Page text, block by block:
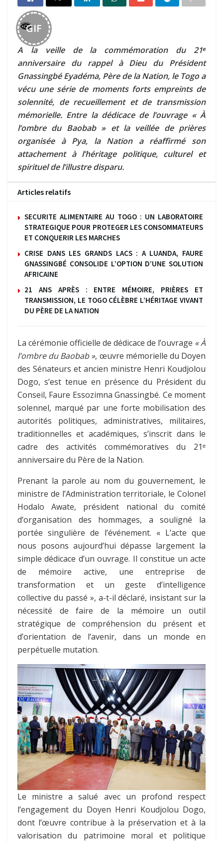
GIF
A la veille de la commémoration du 21ᵉ
anniversaire du rappel à Dieu du Président
Gnassingbé Eyadéma, Père de la Nation, le Togo a
vécu une série de moments forts empreints de
solennité, de recueillement et de transmission
mémorielle. Entre la dédicace de l’ouvrage « À
l’ombre du Baobab » et la veillée de prières
organisée à Pya, la Nation a réaffirmé son
attachement à l’héritage politique, culturel et
spirituel de l’illustre disparu.
Articles relatifs
SECURITE ALIMENTAIRE AU TOGO : UN LABORATOIRE
STRATEGIQUE POUR PROTEGER LES CONSOMMATEURS
ET CONQUERIR LES MARCHES
CRISE DANS LES GRANDS LACS : A LUANDA, FAURE
GNASSINGBÉ CONSOLIDE L’OPTION D’UNE SOLUTION
AFRICAINE
21 ANS APRÈS : ENTRE MÉMOIRE, PRIÈRES ET
TRANSMISSION, LE TOGO CÉLÈBRE L’HÉRITAGE VIVANT
DU PÈRE DE LA NATION
La cérémonie officielle de dédicace de l’ouvrage « À
l’ombre du Baobab », œuvre mémorielle du Doyen
des Sénateurs et ancien ministre Henri Koudjolou
Dogo, s’est tenue en présence du Président du
Conseil, Faure Essozimna Gnassingbé. Ce moment
solennel, marqué par une forte mobilisation des
autorités politiques, administratives, militaires,
traditionnelles et académiques, s’inscrit dans le
cadre des activités commémoratives du 21ᵉ
anniversaire du Père de la Nation.
Prenant la parole au nom du gouvernement, le
ministre de l’Administration territoriale, le Colonel
Hodalo Awate, président national du comité
d’organisation des hommages, a souligné la
portée singulière de l’événement. « L’acte que
nous posons aujourd’hui dépasse largement la
simple dédicace d’un ouvrage. Il constitue un acte
de mémoire active, une entreprise de
transformation et un geste d’intelligence
collective du passé », a-t-il déclaré, insistant sur la
nécessité de faire de la mémoire un outil
stratégique de compréhension du présent et
d’orientation de l’avenir, dans un monde en
perpétuelle mutation.
Le ministre a salué avec un profond respect
l’engagement du Doyen Henri Koudjolou Dogo,
dont l’œuvre contribue à la préservation et à la
valorisation du patrimoine moral et politique